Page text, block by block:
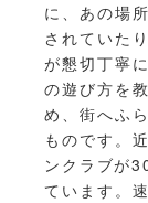
に、あの場
されていた
が懇切丁寧
の遊び方を
め、街へふ
ものです。
ンクラブが
ています。